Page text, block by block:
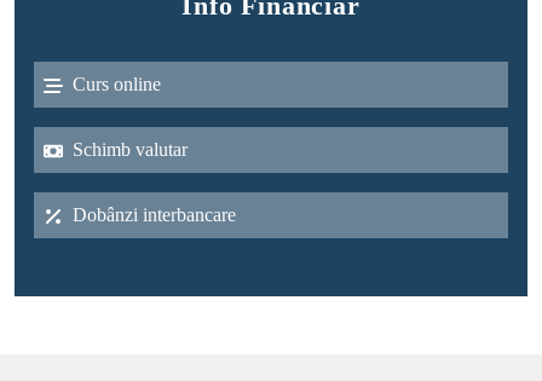
Curs online
Schimb valutar
Dobânzi interbancare